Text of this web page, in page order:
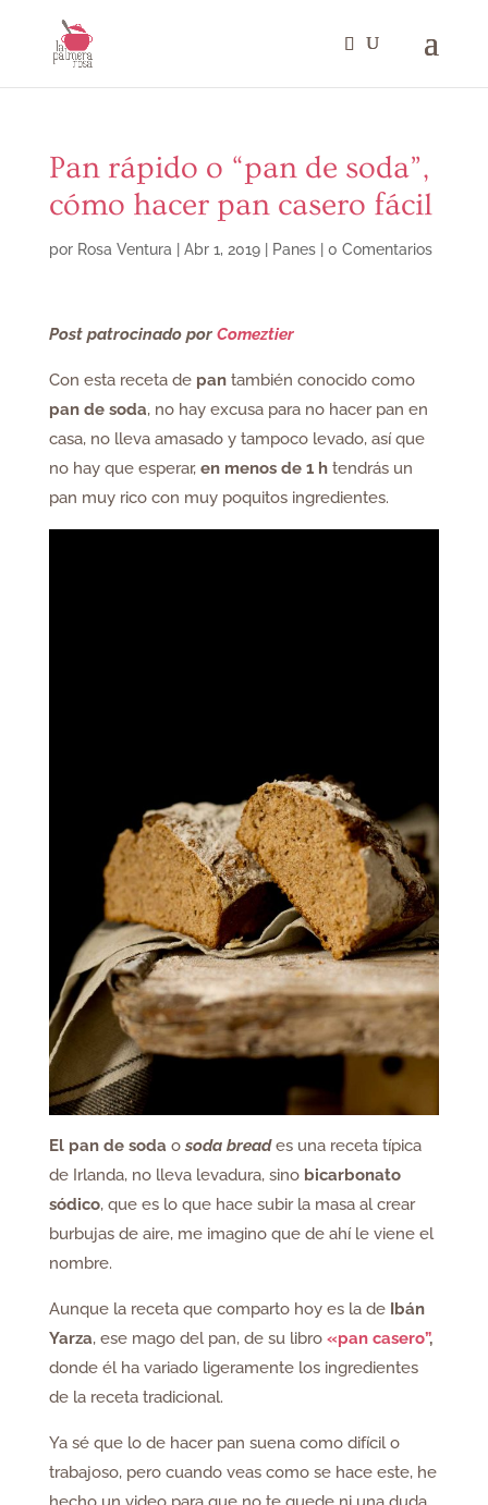
Pan rápido o “pan de soda”,
cómo hacer pan casero fácil
por Rosa Ventura Abr 1, 2019| Panes| 0 Comentarios
Post patrocinado por Comeztier
Con esta receta de pan también conocido como
pan de soda, no hay excusa para no hacer pan en
casa, no lleva amasado y tampoco levado, así que
no hay que esperar, en menos de 1 htendrás un
pan muy rico con muy poquitos ingredientes.
El pan de soda osoda breades una receta típica
de Irlanda, no lleva levadura, sino bicarbonato
sódico, que es lo que hace subir la masa al crear
burbujas de aire, me imagino que de ahí le viene el
nombre.
Aunque la receta que comparto hoy es la de Ibán
Yarza, ese mago del pan, de su libro «pan casero”,
donde él ha variado ligeramente los ingredientes
de la receta tradicional.
Ya sé que lo de hacer pan suena como difícil o
trabajoso, pero cuando veas como se hace este, he